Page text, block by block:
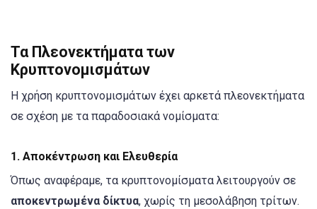
Τα Πλεονεκτήματα των
Κρυπτονομισμάτων
Η χρήση κρυπτονομισμάτων έχει αρκετά πλεονεκτήματα
σε σχέση με τα παραδοσιακά νομίσματα:
1. Αποκέντρωση και Ελευθερία
Όπως αναφέραμε, τα κρυπτονομίσματα λειτουργούν σε
αποκεντρωμένα δίκτυα, χωρίς τη μεσολάβηση τρίτων.